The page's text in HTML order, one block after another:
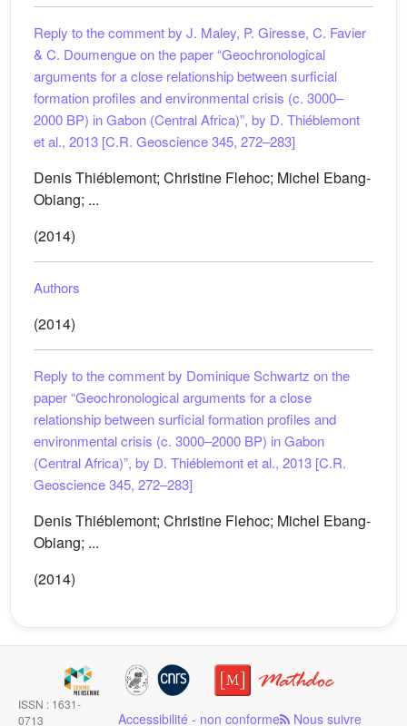
Reply to the comment by J. Maley, P. Giresse, C. Favier
& C. Doumengue on the paper “Geochronological
arguments for a close relationship between surficial
formation profiles and environmental crisis (c. 3000–
2000 BP) in Gabon (Central Africa)”, by D. Thiéblemont
et al., 2013 [C.R. Geoscience 345, 272–283]
Denis Thiéblemont; Christine Flehoc; Michel Ebang-
Obiang; ...
(2014)
Authors
(2014)
Reply to the comment by Dominique Schwartz on the
paper “Geochronological arguments for a close
relationship between surficial formation profiles and
environmental crisis (c. 3000–2000 BP) in Gabon
(Central Africa)”, by D. Thiéblemont et al., 2013 [C.R.
Geoscience 345, 272–283]
Denis Thiéblemont; Christine Flehoc; Michel Ebang-
Obiang; ...
(2014)
ISSN : 1631-
0713
Accessibilité - non conforme Nous suivre